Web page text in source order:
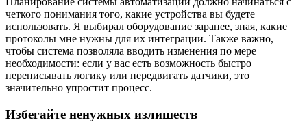
четкого понимания того, какие устройства вы будете
использовать. Я выбирал оборудование заранее, зная, какие
протоколы мне нужны для их интеграции. Также важно,
чтобы система позволяла вводить изменения по мере
необходимости: если у вас есть возможность быстро
переписывать логику или передвигать датчики, это
значительно упростит процесс.
Избегайте ненужных излишеств